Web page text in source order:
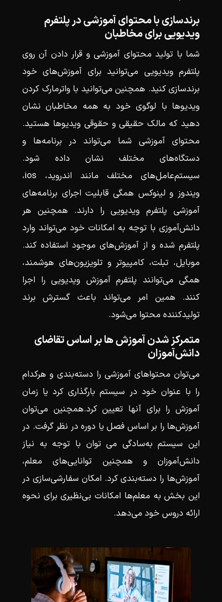
برندسازی با محتوای آموزشی در پلتفرم
ویدیویی برای مخاطبان
شما با تولید محتوای آموزشی و قرار دادن آن روی
پلتفرم ویدیویی می‌توانید برای آموزش‌های خود
برندسازی کنید. همچنین می‌توانید با واترمارک کردن
ویدیوها با لوگوی خود به همه مخاطبان نشان
دهید که مالک حقیقی و حقوقی ویدیوها هستید.
محتوای آموزشی شما می‌تواند در برنامه‌ها و
دستگاه‌های مختلف نشان داده شود.
سیستم‌عامل‌های مختلف مانند اندروید، ios،
ویندوز و لینوکس همگی قابلیت اجرای برنامه‌های
آموزشی پلتفرم ویدیویی را دارند. همچنین هر
دانش‌آموزی با توجه به امکانات خود می‌تواند وارد
پلتفرم شده و از آموزش‌های موجود استفاده کند.
موبایل، تبلت، کامپیوتر و تلویزیون‌های هوشمند،
همگی می‌توانند پلتفرم آموزش ویدیویی را اجرا
کنند. همین امر می‌تواند باعث گسترش برند
تولیدکننده محتوا می‌شود.
متمرکز شدن آموزش ها بر اساس تقاضای
دانش‌آموزان
می‌توان محتواهای آموزشی را دسته‌بندی و هرکدام
را با عنوان خود در سیستم بارگذاری کرد یا زمان
آموزش را برای آنها تعیین کرد.همچنین می‌توان
آموزش‌ها را بر اساس فصل یا دوره در نظر گرفت. در
این سیستم به‌سادگی می توان با توجه به نیاز
دانش‌آموزان و همچنین توانایی‌های معلم،
آموزش‌ها را دسته‌بندی کرد. امکان سفارشی‌سازی در
این بخش به معلم‌ها امکانات بی‌نظیری برای نحوه
ارائه دروس خود می‌دهد.